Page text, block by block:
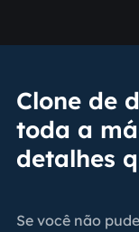
Clone de
toda a
detalhes
Se você não